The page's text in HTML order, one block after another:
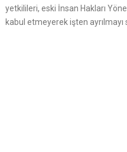
yetkilileri, eski İnsan Hakları
kabul etmeyerek işten ayrılmayı